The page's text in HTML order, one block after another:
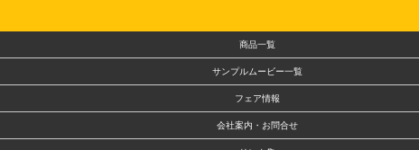
商品一覧
サンプルムービー一覧
フェア情報
会社案内・お問合せ